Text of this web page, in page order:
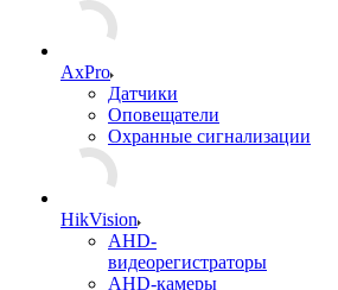
AxPro
Датчики
Оповещатели
Охранные сигнализации
HikVision
AHD-
видеорегистраторы
AHD-камеры